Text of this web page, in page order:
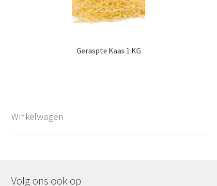
Geraspte Kaas 1 KG
Winkelwagen
Volg ons ook op